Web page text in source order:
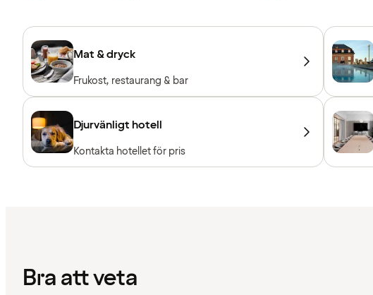
Mat & dryck
Frukost, restaurang & bar
Djurvänligt hotell
Kontakta hotellet för pris
Bra att veta